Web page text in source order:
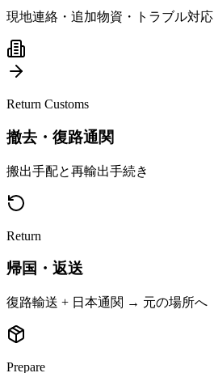
現地連絡・追加物資・トラブル対応
Return Customs
撤去・復路通関
搬出手配と再輸出手続き
Return
帰国・返送
復路輸送 + 日本通関 → 元の場所へ
Prepare